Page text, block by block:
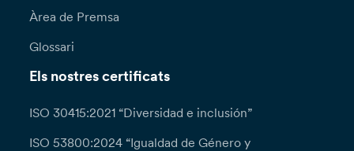
Àrea de Premsa
Glossari
Els nostres certificats
ISO 30415:2021 “Diversidad e inclusión”
ISO 53800:2024 “Igualdad de Género y